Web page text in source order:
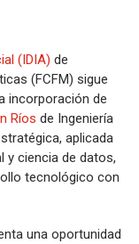
(IDIA) de
(FCFM) sigue
incorporación de
Ríos de Ingeniería
aplicada
y ciencia de datos,
tecnológico con
una oportunidad